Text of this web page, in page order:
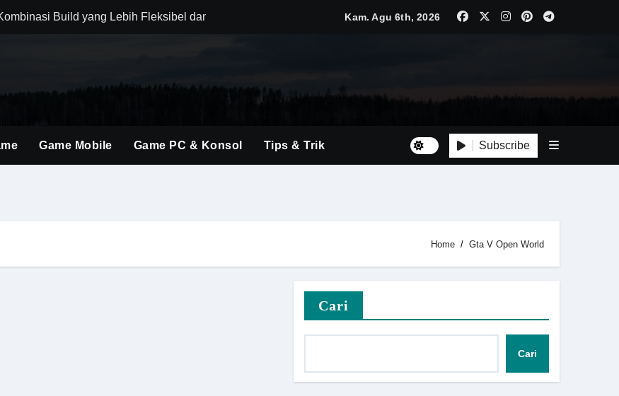
Build yang Lebih Fleksibel dan Powerful
Konten Baru dengan Dunia yang Semakin Luas
Game Konsol dengan Atmosfer Sinematik Tinggi
Terbaru untuk Mendominasi Setiap Pertandingan
Tahun Ini untuk Pemula hingga Pro Player
Kam. Agu 6th, 2026
Game Mobile Game PC & Konsol Tips & Trik Subscribe
Home Gta V Open World
Cari
Cari